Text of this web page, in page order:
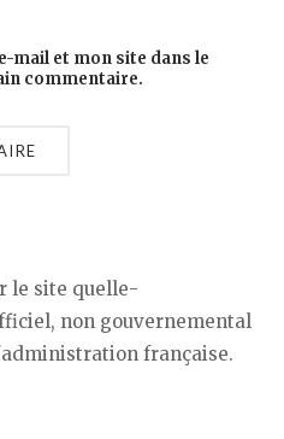
mail et mon site dans le
commentaire.
le site quelle-
non gouvernemental
française.